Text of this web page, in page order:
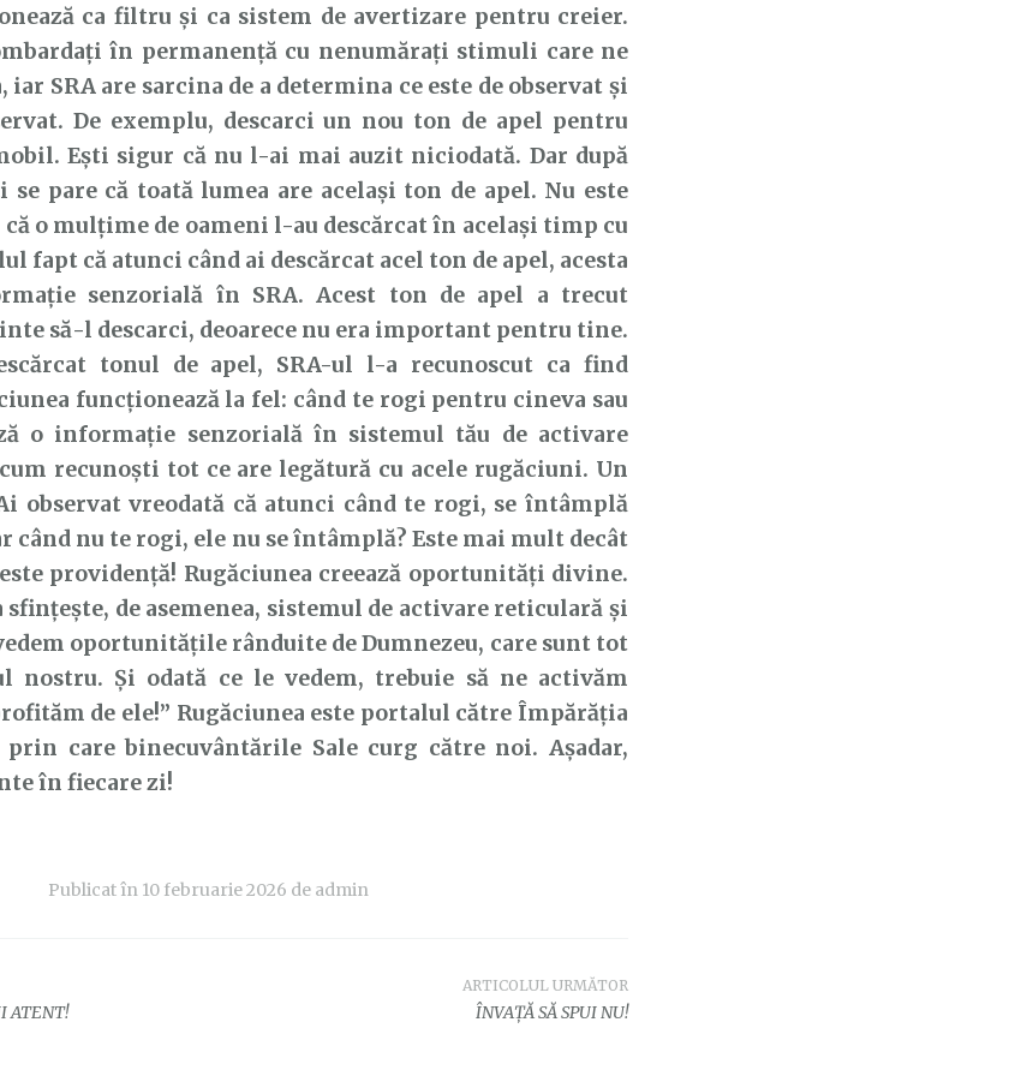
ca filtru și ca sistem de avertizare pentru creier.
în permanență cu nenumărați stimuli care ne
SRA are sarcina de a determina ce este de observat și
De exemplu, descarci un nou ton de apel pentru
Ești sigur că nu l-ai mai auzit niciodată. Dar după
se pare că toată lumea are același ton de apel. Nu este
o mulțime de oameni l-au descărcat în același timp cu
fapt că atunci când ai descărcat acel ton de apel, acesta
senzorială în SRA. Acest ton de apel a trecut
să-l descarci, deoarece nu era important pentru tine.
tonul de apel, SRA-ul l-a recunoscut ca find
funcționează la fel: când te rogi pentru cineva sau
o informație senzorială în sistemul tău de activare
recunoști tot ce are legătură cu acele rugăciuni. Un
observat vreodată că atunci când te rogi, se întâmplă
când nu te rogi, ele nu se întâmplă? Este mai mult decât
providență! Rugăciunea creează oportunități divine.
sfințește, de asemenea, sistemul de activare reticulară și
oportunitățile rânduite de Dumnezeu, care sunt tot
Și odată ce le vedem, trebuie să ne activăm
de ele!” Rugăciunea este portalul către Împărăția
prin care binecuvântările Sale curg către noi. Așadar,
în fiecare zi!
Publicat în 10 februarie 2026 de admin
ATENT!
ARTICOLUL URMĂTOR
ÎNVAȚĂ SĂ SPUI NU!